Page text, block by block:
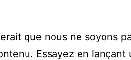
que nous ne soyons
Essayez en lançant